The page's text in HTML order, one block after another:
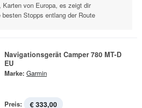
Karten von Europa, es zeigt dir
Stopps entlang der Route
Navigationsgerät Camper 780 MT-D
EU
Marke: Garmin
Preis: € 333,00